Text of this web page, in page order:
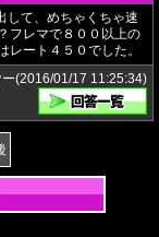
して、めちゃくちゃ速
フレマで８００以上の
ート４５０でした。
(2016/01/17 11:25:34)